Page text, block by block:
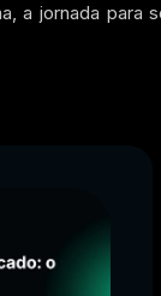
a jornada